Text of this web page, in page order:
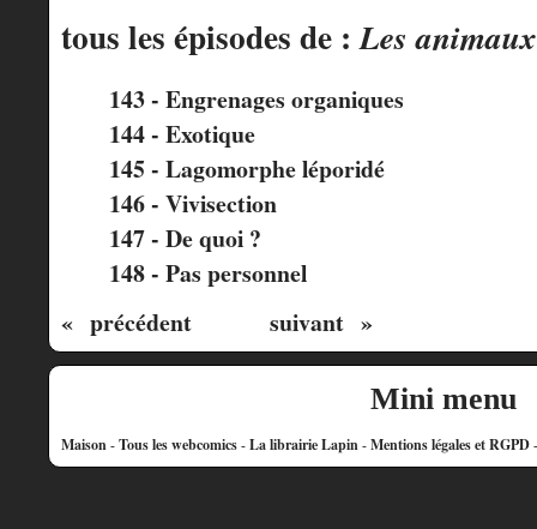
tous les épisodes de :Les
143 - Engrenages organiques
144 - Exotique
145 - Lagomorphe léporidé
146 - Vivisection
147 - De quoi ?
148 - Pas personnel
« précédent
suivant »
Mini menu
Maison-Tous les webcomics-La librairie Lapin-Mentions légales et RGPD